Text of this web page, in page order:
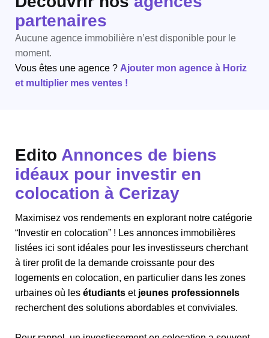
partenaires
Aucune agence immobilière n’est disponible pour le
moment.
Vous êtes une agence ? Ajouter mon agence à Horiz
et multiplier mes ventes !
Edito Annonces de biens
idéaux pour investir en
colocation à Cerizay
Maximisez vos rendements en explorant notre catégorie
“Investir en colocation” ! Les annonces immobilières
listées ici sont idéales pour les investisseurs cherchant
à tirer profit de la demande croissante pour des
logements en colocation, en particulier dans les zones
urbaines où les étudiants et jeunes professionnels
recherchent des solutions abordables et conviviales.